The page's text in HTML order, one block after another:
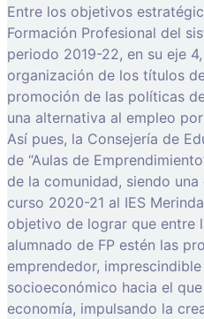
Entre los objetivos
Formación Profesional del
periodo 2019-22, en su eje
organización de los títulos
promoción de las políticas
una alternativa al empleo
Así pues, la Consejería de
de “Aulas de
de la comunidad, siendo
curso 2020-21 al IES
objetivo de lograr que entre
alumnado de FP estén las
emprendedor,
socioeconómico hacia el
economía, impulsando la